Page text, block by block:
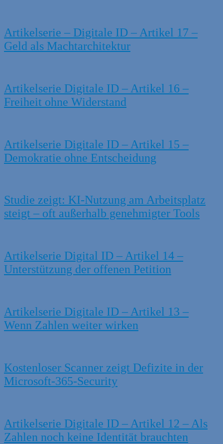
Artikelserie – Digitale ID – Artikel 17 –
Geld als Machtarchitektur
Artikelserie Digitale ID – Artikel 16 –
Freiheit ohne Widerstand
Artikelserie Digitale ID – Artikel 15 –
Demokratie ohne Entscheidung
Studie zeigt: KI-Nutzung am Arbeitsplatz
steigt – oft außerhalb genehmigter Tools
Artikelserie Digital ID – Artikel 14 –
Unterstützung der offenen Petition
Artikelserie Digitale ID – Artikel 13 –
Wenn Zahlen weiter wirken
Kostenloser Scanner zeigt Defizite in der
Microsoft-365-Security
Artikelserie Digitale ID – Artikel 12 – Als
Zahlen noch keine Identität brauchten